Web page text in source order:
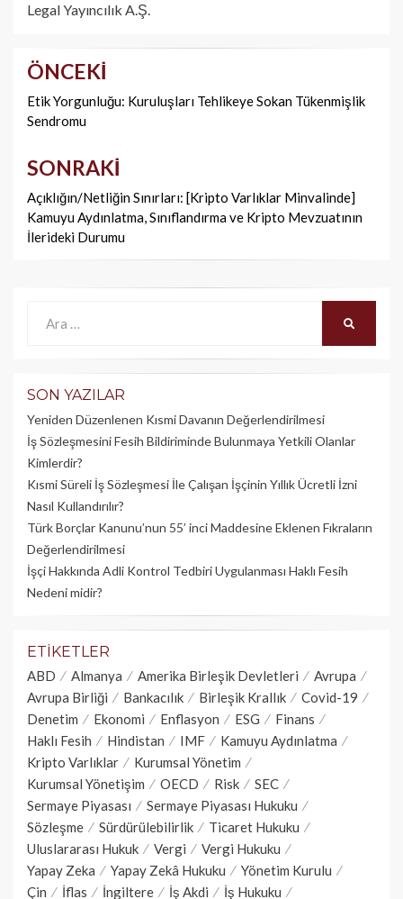
Legal Yayıncılık A.Ş.
Yazı
dolaşımı
ÖNCEKI
Etik Yorgunluğu: Kuruluşları Tehlikeye Sokan Tükenmişlik
Sendromu
SONRAKI
Açıklığın/Netliğin Sınırları: [Kripto Varlıklar Minvalinde]
Kamuyu Aydınlatma, Sınıflandırma ve Kripto Mevzuatının
İlerideki Durumu
SON YAZILAR
Yeniden Düzenlenen Kısmi Davanın Değerlendirilmesi
İş Sözleşmesini Fesih Bildiriminde Bulunmaya Yetkili Olanlar
Kimlerdir?
Kısmi Süreli İş Sözleşmesi İle Çalışan İşçinin Yıllık Üc­retli İzni
Nasıl Kullandırılır?
Türk Borçlar Kanunu’nun 55’ inci Maddesine Eklenen Fıkraların
Değerlendirilmesi
İşçi Hakkında Adli Kontrol Tedbiri Uygulanması Haklı Fesih
Nedeni midir?
ETIKETLER
ABD Almanya Amerika Birleşik Devletleri
Avrupa
Avrupa Birliği
Bankacılık Birleşik Krallık
Covid-19
Denetim
Ekonomi Enflasyon ESG
Finans
Haklı Fesih
Hindistan IMF
Kamuyu Aydınlatma
Kripto Varlıklar
Kurumsal Yönetim
Kurumsal Yönetişim
OECD Risk
SEC
Sermaye Piyasası
Sermaye Piyasası Hukuku
Sözleşme
Sürdürülebilirlik
Ticaret Hukuku
Uluslararası Hukuk
Vergi
Vergi Hukuku
Yapay Zeka
Yapay Zekâ Hukuku
Yönetim Kurulu
Çin
İflas İngiltere İş Akdi İş Hukuku